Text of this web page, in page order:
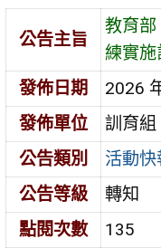
公告主旨
教育部
練實施
發佈日期
2026
發佈單位
訓育組
公告類別
活動快
公告等級
轉知
點閱次數
135